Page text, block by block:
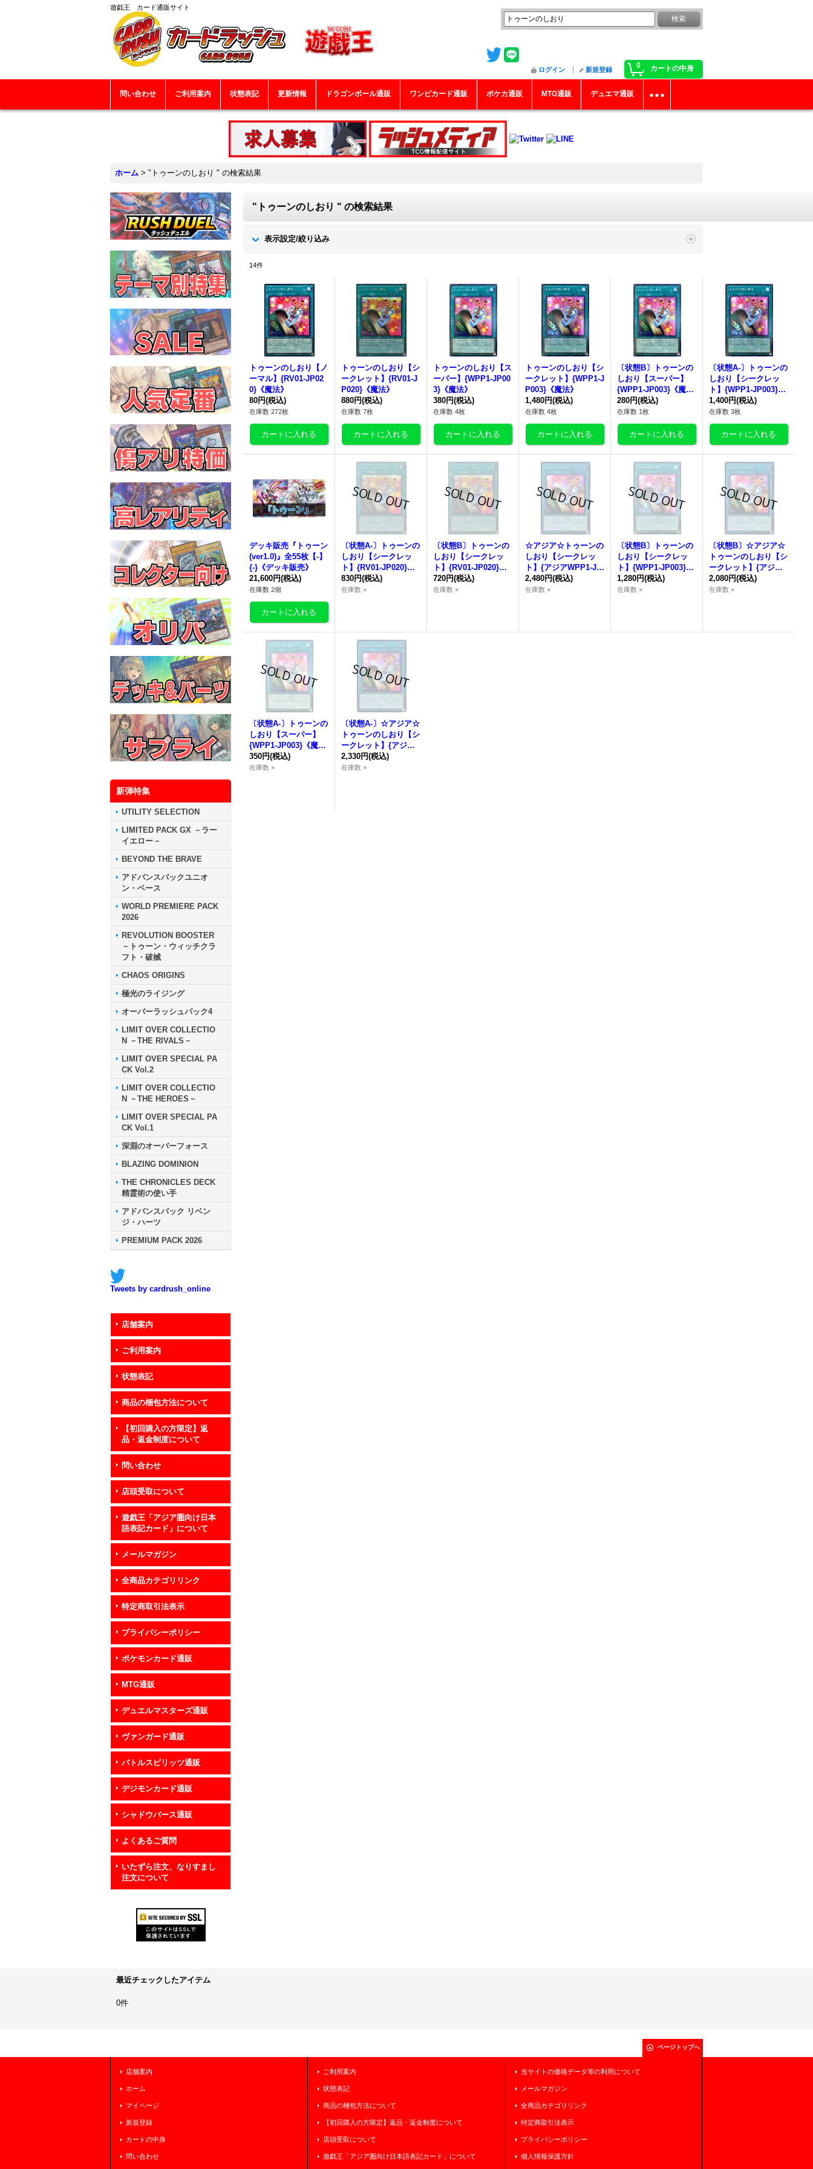
遊戯王 カード通販サイト
0 カートの中身
ログイン 新規登録
問い合わせ ご利用案内 状態表記 更新情報 ドラゴンボール通販 ワンピカード通販 ポケカ通販 MTG通販 デュエマ通販
ホーム > "トゥーンのしおり " の検索結果
新弾特集
UTILITY SELECTION
LIMITED PACK GX －ラー
イエロー－
BEYOND THE BRAVE
アドバンスパックユニオ
ン・ベース
WORLD PREMIERE PACK
2026
REVOLUTION BOOSTER
－トゥーン・ウィッチクラ
フト・破械
CHAOS ORIGINS
極光のライジング
オーバーラッシュパック4
LIMIT OVER COLLECTIO
N －THE RIVALS－
LIMIT OVER SPECIAL PA
CK Vol.2
LIMIT OVER COLLECTIO
N －THE HEROES－
LIMIT OVER SPECIAL PA
CK Vol.1
深淵のオーバーフォース
BLAZING DOMINION
THE CHRONICLES DECK
精霊術の使い手
アドバンスパック リベン
ジ・ハーツ
PREMIUM PACK 2026
Tweets by cardrush_online
店舗案内
ご利用案内
状態表記
商品の梱包方法について
【初回購入の方限定】返
品・返金制度について
問い合わせ
店頭受取について
遊戯王「アジア圏向け日本
語表記カード」について
メールマガジン
全商品カテゴリリンク
特定商取引法表示
プライバシーポリシー
ポケモンカード通販
MTG通販
デュエルマスターズ通販
ヴァンガード通販
バトルスピリッツ通販
デジモンカード通販
シャドウバース通販
よくあるご質問
いたずら注文、なりすまし
注文について
"トゥーンのしおり " の検索結果
表示設定/絞り込み
14件
トゥーンのしおり
【ノ
ーマル】{RV01-JP02
0}《魔法》
80円(税込)
在庫数 272枚
トゥーンのしおり
【シ
ークレット】{RV01-J
P020}《魔法》
880円(税込)
在庫数 7枚
トゥーンのしおり
【ス
ーパー】{WPP1-JP00
3}《魔法》
380円(税込)
在庫数 4枚
トゥーンのしおり
【シ
ークレット】{WPP1-J
P003}《魔法》
1,480円(税込)
在庫数 4枚
〔状態B〕
トゥーンの
しおり
【スーパー】
{WPP1-JP003}《魔
法》
280円(税込)
在庫数 1枚
〔状態A-〕
トゥーンの
しおり
【シークレッ
ト】{WPP1-JP003}
《魔法》
1,400円(税込)
在庫数 3枚
デッキ販売『トゥーン
(ver1.0)』全55枚【-】
{-}《デッキ販売》
21,600円(税込)
在庫数 2個
〔状態A-〕
トゥーンの
しおり
【シークレッ
ト】{RV01-JP020}
《魔法》
830円(税込)
在庫数 ×
〔状態B〕
トゥーンの
しおり
【シークレッ
ト】{RV01-JP020}
《魔法》
720円(税込)
在庫数 ×
☆アジア☆ トゥーンの
しおり
【シークレッ
ト】{アジアWPP1-JP
003}《魔法》
2,480円(税込)
在庫数 ×
〔状態B〕
トゥーンの
しおり
【シークレッ
ト】{WPP1-JP003}
《魔法》
1,280円(税込)
在庫数 ×
〔状態B〕☆アジア☆
トゥーンのしおり
【シ
ークレット】{アジア
WPP1-JP003}《魔
法》
2,080円(税込)
在庫数 ×
〔状態A-〕
トゥーンの
しおり
【スーパー】
{WPP1-JP003}《魔
法》
350円(税込)
在庫数 ×
〔状態A-〕☆アジア☆
トゥーンのしおり
【シ
ークレット】{アジア
WPP1-JP003}《魔
法》
2,330円(税込)
在庫数 ×
最近チェックしたアイテム
0件
ページトップへ
店舗案内
ホーム
マイページ
新規登録
カートの中身
問い合わせ
ご利用案内
状態表記
商品の梱包方法について
【初回購入の方限定】返品・返金制度について
店頭受取について
遊戯王「アジア圏向け日本語表記カード」について
当サイトの価格データ等の利用について
メールマガジン
全商品カテゴリリンク
特定商取引法表示
プライバシーポリシー
個人情報保護方針